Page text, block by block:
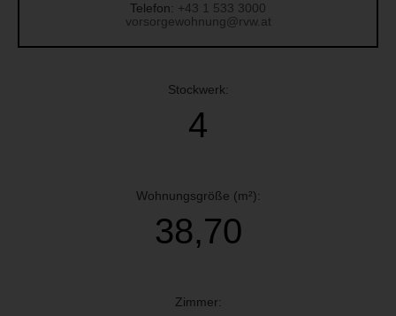
Telefon: +43 1 533 3000
vorsorgewohnung@rvw.at
Stockwerk:
4
Wohnungsgröße (m²):
38,70
Zimmer: